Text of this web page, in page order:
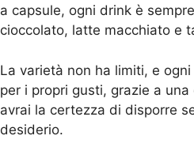
a capsule, ogni drink è
cioccolato, latte macchiato e
La varietà non ha limiti, e
per i propri gusti, grazie a
avrai la certezza di disporre
desiderio.